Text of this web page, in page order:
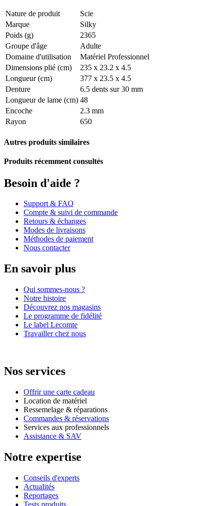
Nature de produit
Scie
Marque
Silky
Poids (g)
2365
Groupe d'âge
Adulte
Domaine d'utilisation
Matériel Professionnel
Dimensions plié (cm)
235 x 23.2 x 4.5
Longueur (cm)
377 x 23.5 x 4.5
Denture
6.5 dents sur 30 mm
Longueur de lame (cm) 48
Encoche
2.3 mm
Rayon
650
Autres produits similaires
Produits récemment consultés
Besoin d'aide ?
Support & FAQ
Compte & suivi de commande
Retours & échanges
Modes de livraisons
Méthodes de paiement
Nous contacter
En savoir plus
Qui sommes-nous ?
Notre histoire
Découvrez nos magasins
Le programme de fidélité
Le label Lecomte
Travailler chez nous
Nos services
Offrir une carte cadeau
Location de matériel
Ressemelage & réparations
Commandes & réservations
Services aux professionnels
Assistance & SAV
Notre expertise
Conseils d'experts
Actualités
Reportages
Tests produits